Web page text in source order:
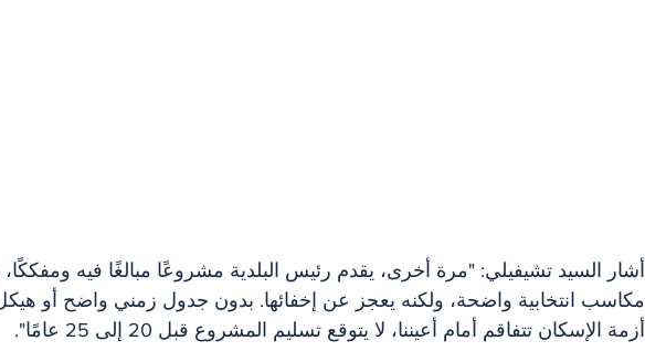
أشار السيد تشيفيلي: "مرة أخرى، يقدم رئيس البلدية مشروعًا مبالغًا فيه
مكاسب انتخابية واضحة، ولكنه يعجز عن إخفائها. بدون جدول زمني واضح أو هيكل
أزمة الإسكان تتفاقم أمام أعيننا، لا يتوقع تسليم المشروع قبل 20 إلى 25 عامًا".